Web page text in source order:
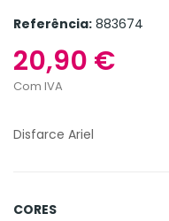
Referência: 883674
20,90 €
Com IVA
Disfarce Ariel
CORES